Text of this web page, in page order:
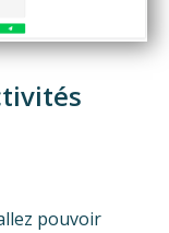
pouvoir